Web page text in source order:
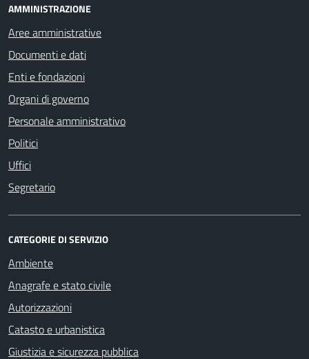
AMMINISTRAZIONE
Aree amministrative
Documenti e dati
Enti e fondazioni
Organi di governo
Personale amministrativo
Politici
Uffici
Segretario
CATEGORIE DI SERVIZIO
Ambiente
Anagrafe e stato civile
Autorizzazioni
Catasto e urbanistica
Giustizia e sicurezza pubblica